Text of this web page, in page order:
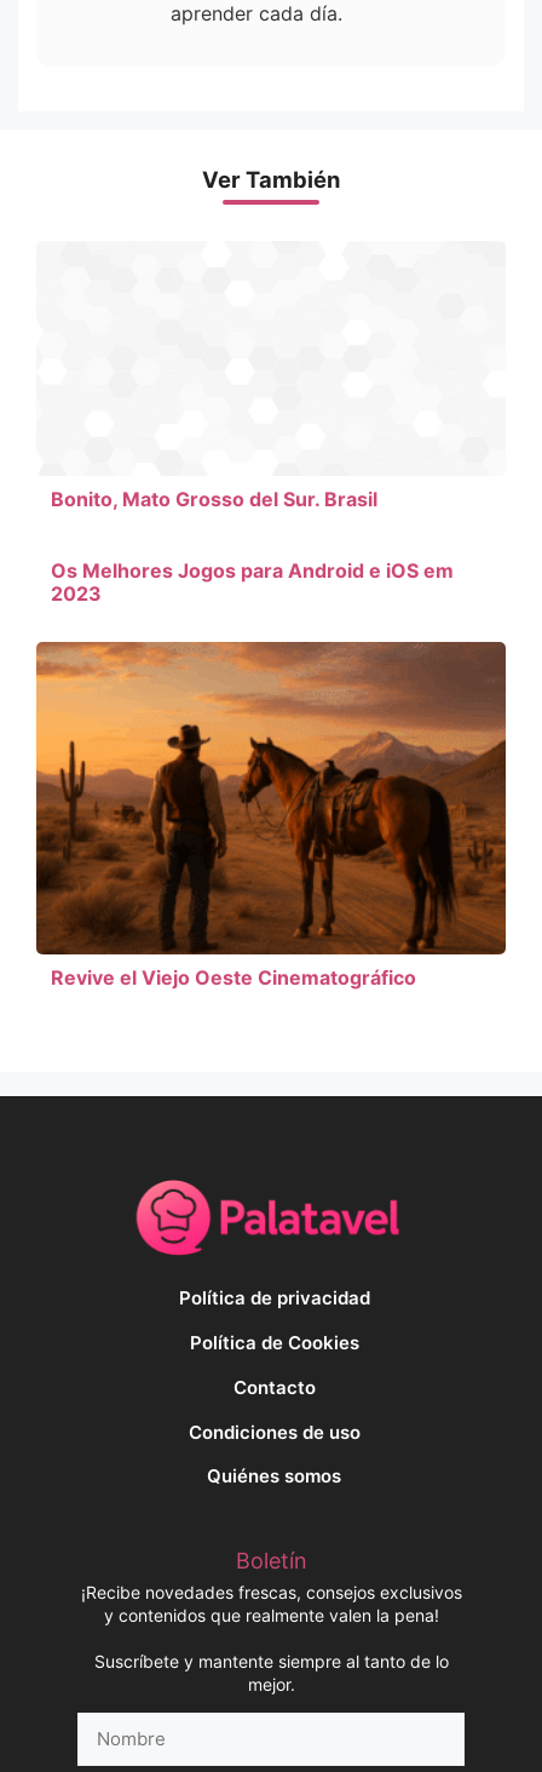
aprender cada día.
Ver También
Bonito, Mato Grosso del Sur. Brasil
Os Melhores Jogos para Android e iOS em
2023
Revive el Viejo Oeste Cinematográfico
Política de privacidad
Política de Cookies
Contacto
Condiciones de uso
Quiénes somos
Boletín
¡Recibe novedades frescas, consejos exclusivos
y contenidos que realmente valen la pena!
Suscríbete y mantente siempre al tanto de lo
mejor.